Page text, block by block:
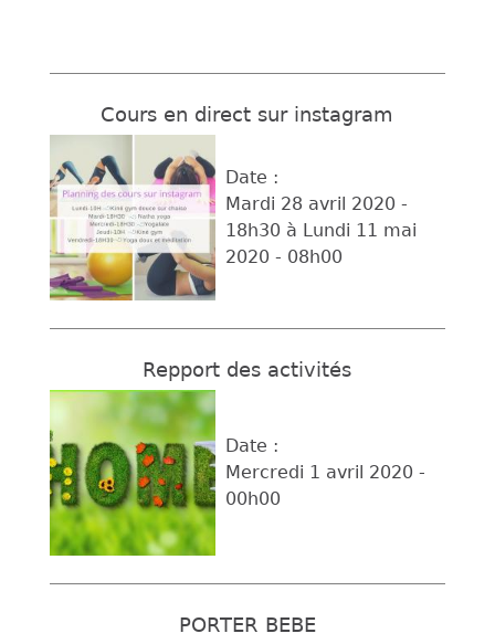
Cours en direct sur instagram
Date :
Mardi 28 avril 2020 -
18h30 à Lundi 11 mai
2020 - 08h00
Repport des activités
Date :
Mercredi 1 avril 2020 -
00h00
PORTER BEBE